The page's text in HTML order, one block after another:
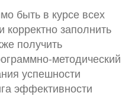
быть в курсе всех
корректно заполнить
получить
методический
успешности
эффективности